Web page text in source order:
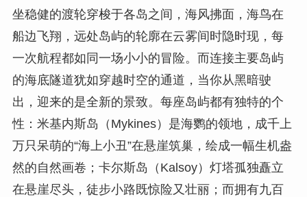
坐稳健的渡轮穿梭于各岛之间，海风拂面，海鸟在
船边飞翔，远处岛屿的轮廓在云雾间时隐时现，每
一次航程都如同一场小小的冒险。而连接主要岛屿
的海底隧道犹如穿越时空的通道，当你从黑暗驶
出，迎来的是全新的景致。每座岛屿都有独特的个
性：米基内斯岛（Mykines）是海鹦的领地，成千上
万只呆萌的“海上小丑”在悬崖筑巢，绘成一幅生机盎
然的自然画卷；卡尔斯岛（Kalsoy）灯塔孤独矗立
在悬崖尽头，徒步小路既惊险又壮丽；而拥有九百